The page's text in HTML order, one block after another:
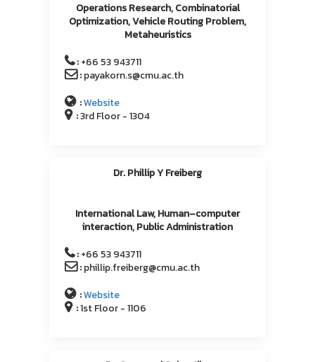
Operations Research, Combinatorial
Optimization, Vehicle Routing Problem,
Metaheuristics
:+66 53 943711
:payakorn.s@cmu.ac.th
:Website
:3rd Floor - 1304
Dr. Phillip Y Freiberg
International Law, Human–computer
interaction, Public Administration
:+66 53 943711
:phillip.freiberg@cmu.ac.th
:Website
:1st Floor - 1106